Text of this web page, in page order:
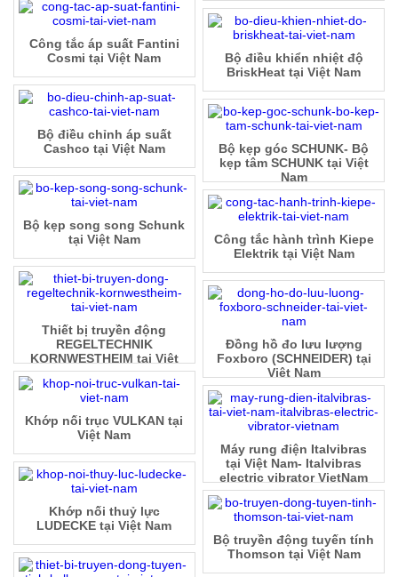
Công tắc áp suất Fantini
Cosmi tại Việt Nam
Bộ điều khiển nhiệt độ
BriskHeat tại Việt Nam
Bộ điều chỉnh áp suất
Cashco tại Việt Nam
Bộ kẹp góc SCHUNK- Bộ
kẹp tâm SCHUNK tại Việt
Nam
Bộ kẹp song song Schunk
tại Việt Nam
Công tắc hành trình Kiepe
Elektrik tại Việt Nam
Thiết bị truyền động
REGELTECHNIK
KORNWESTHEIM tại Việt
Nam
Đồng hồ đo lưu lượng
Foxboro (SCHNEIDER) tại
Việt Nam
Khớp nối trục VULKAN tại
Việt Nam
Máy rung điện Italvibras
tại Việt Nam- Italvibras
electric vibrator VietNam
Khớp nối thuỷ lực
LUDECKE tại Việt Nam
Bộ truyền động tuyến tính
Thomson tại Việt Nam